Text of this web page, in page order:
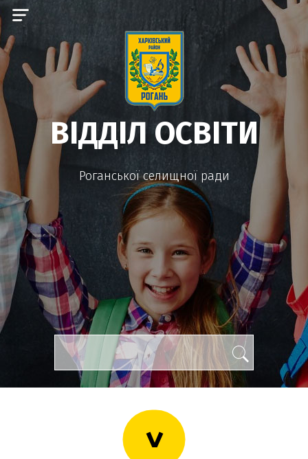
ВІДДІЛ ОСВІТИ
Роганської селищної ради
>